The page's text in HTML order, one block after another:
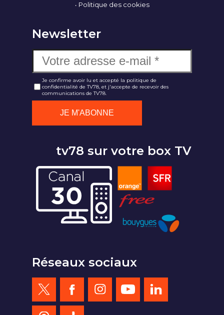
Politique des cookies
Newsletter
Je confirme avoir lu et accepté la politique de
confidentialité de TV78, et j'accepte de recevoir des
communications de TV78.
tv78 sur votre box TV
Réseaux sociaux